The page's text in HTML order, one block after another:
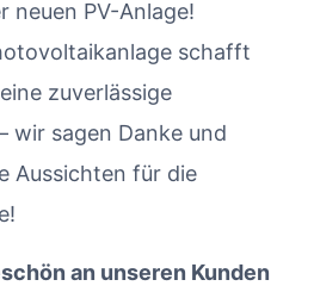
neuen PV-Anlage!
schafft
zuverlässige
wir sagen Danke und
Aussichten für die
an unseren Kunden